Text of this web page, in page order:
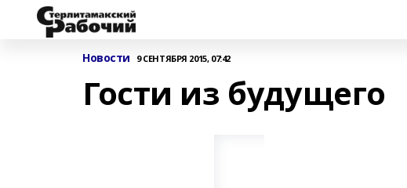
Новости 9 СЕНТЯБРЯ 2015, 07:42
Гости из будущего